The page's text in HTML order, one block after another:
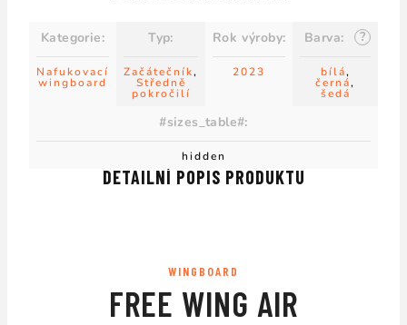
DETAILNÍ POPIS PRODUKTU
WINGBOARD
FREE WING AIR
Kategorie:
Nafukovací
wingboard
Typ:
Začátečník,
Středně
pokročilí
Rok výroby:
2023
?
Barva:
bílá,
černá,
šedá
#sizes_table#:
hidden